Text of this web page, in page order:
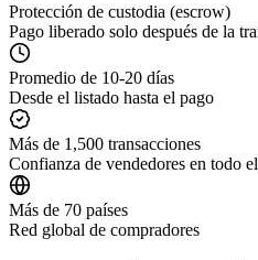
Protección de custodia (escrow)
Pago liberado solo después de la
Promedio de 10-20 días
Desde el listado hasta el pago
Más de 1,500 transacciones
Confianza de vendedores en todo
Más de 70 países
Red global de compradores